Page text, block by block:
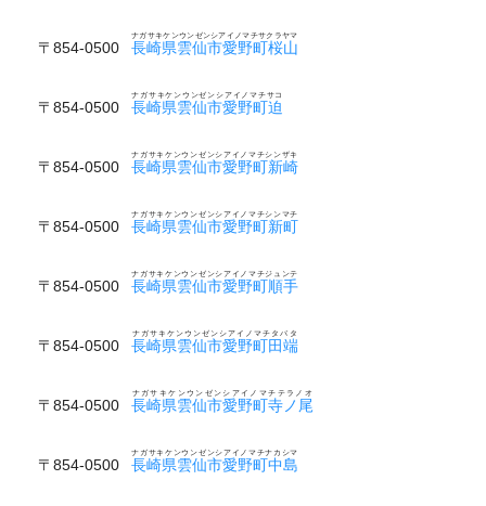
〒854-0500 長崎県雲仙市愛野町桜山
ナガサキケンウンゼンシアイノマチサクラヤマ
〒854-0500 長崎県雲仙市愛野町迫
ナガサキケンウンゼンシアイノマチサコ
〒854-0500 長崎県雲仙市愛野町新崎
ナガサキケンウンゼンシアイノマチシンザキ
〒854-0500 長崎県雲仙市愛野町新町
ナガサキケンウンゼンシアイノマチシンマチ
〒854-0500 長崎県雲仙市愛野町順手
ナガサキケンウンゼンシアイノマチジュンテ
〒854-0500 長崎県雲仙市愛野町田端
ナガサキケンウンゼンシアイノマチタバタ
〒854-0500 長崎県雲仙市愛野町寺ノ尾
ナガサキケンウンゼンシアイノマチテラノオ
〒854-0500 長崎県雲仙市愛野町中島
ナガサキケンウンゼンシアイノマチナカシマ